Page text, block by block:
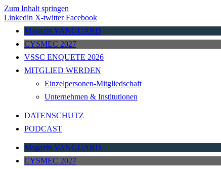
Zum Inhalt springen
Linkedin X-twitter Facebook
Magazin VANGUARD
CYSMEC 2027
VSSC ENQUETE 2026
MITGLIED WERDEN
Einzelpersonen-Mitgliedschaft
Unternehmen & Institutionen
DATENSCHUTZ
PODCAST
Magazin VANGUARD
CYSMEC 2027